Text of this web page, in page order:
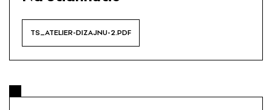
TS_ATELIER-DIZAJNU-2.PDF